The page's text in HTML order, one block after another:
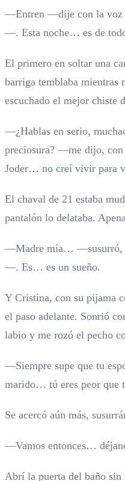
—Entren —dije con la voz
—. Esta noche… es de
El primero en soltar una
barriga temblaba mientras
escuchado el mejor chiste
—¿Hablas en serio,
preciosura? —me dijo,
Joder… no creí vivir para
El chaval de 21 estaba
pantalón lo delataba.
—Madre mía… —susurró,
—. Es… es un sueño.
Y Cristina, con su pijama
el paso adelante. Sonrió
labio y me rozó el pecho
—Siempre supe que tu
marido… tú eres peor que
Se acercó aún más,
—Vamos entonces…
Abrí la puerta del baño sin